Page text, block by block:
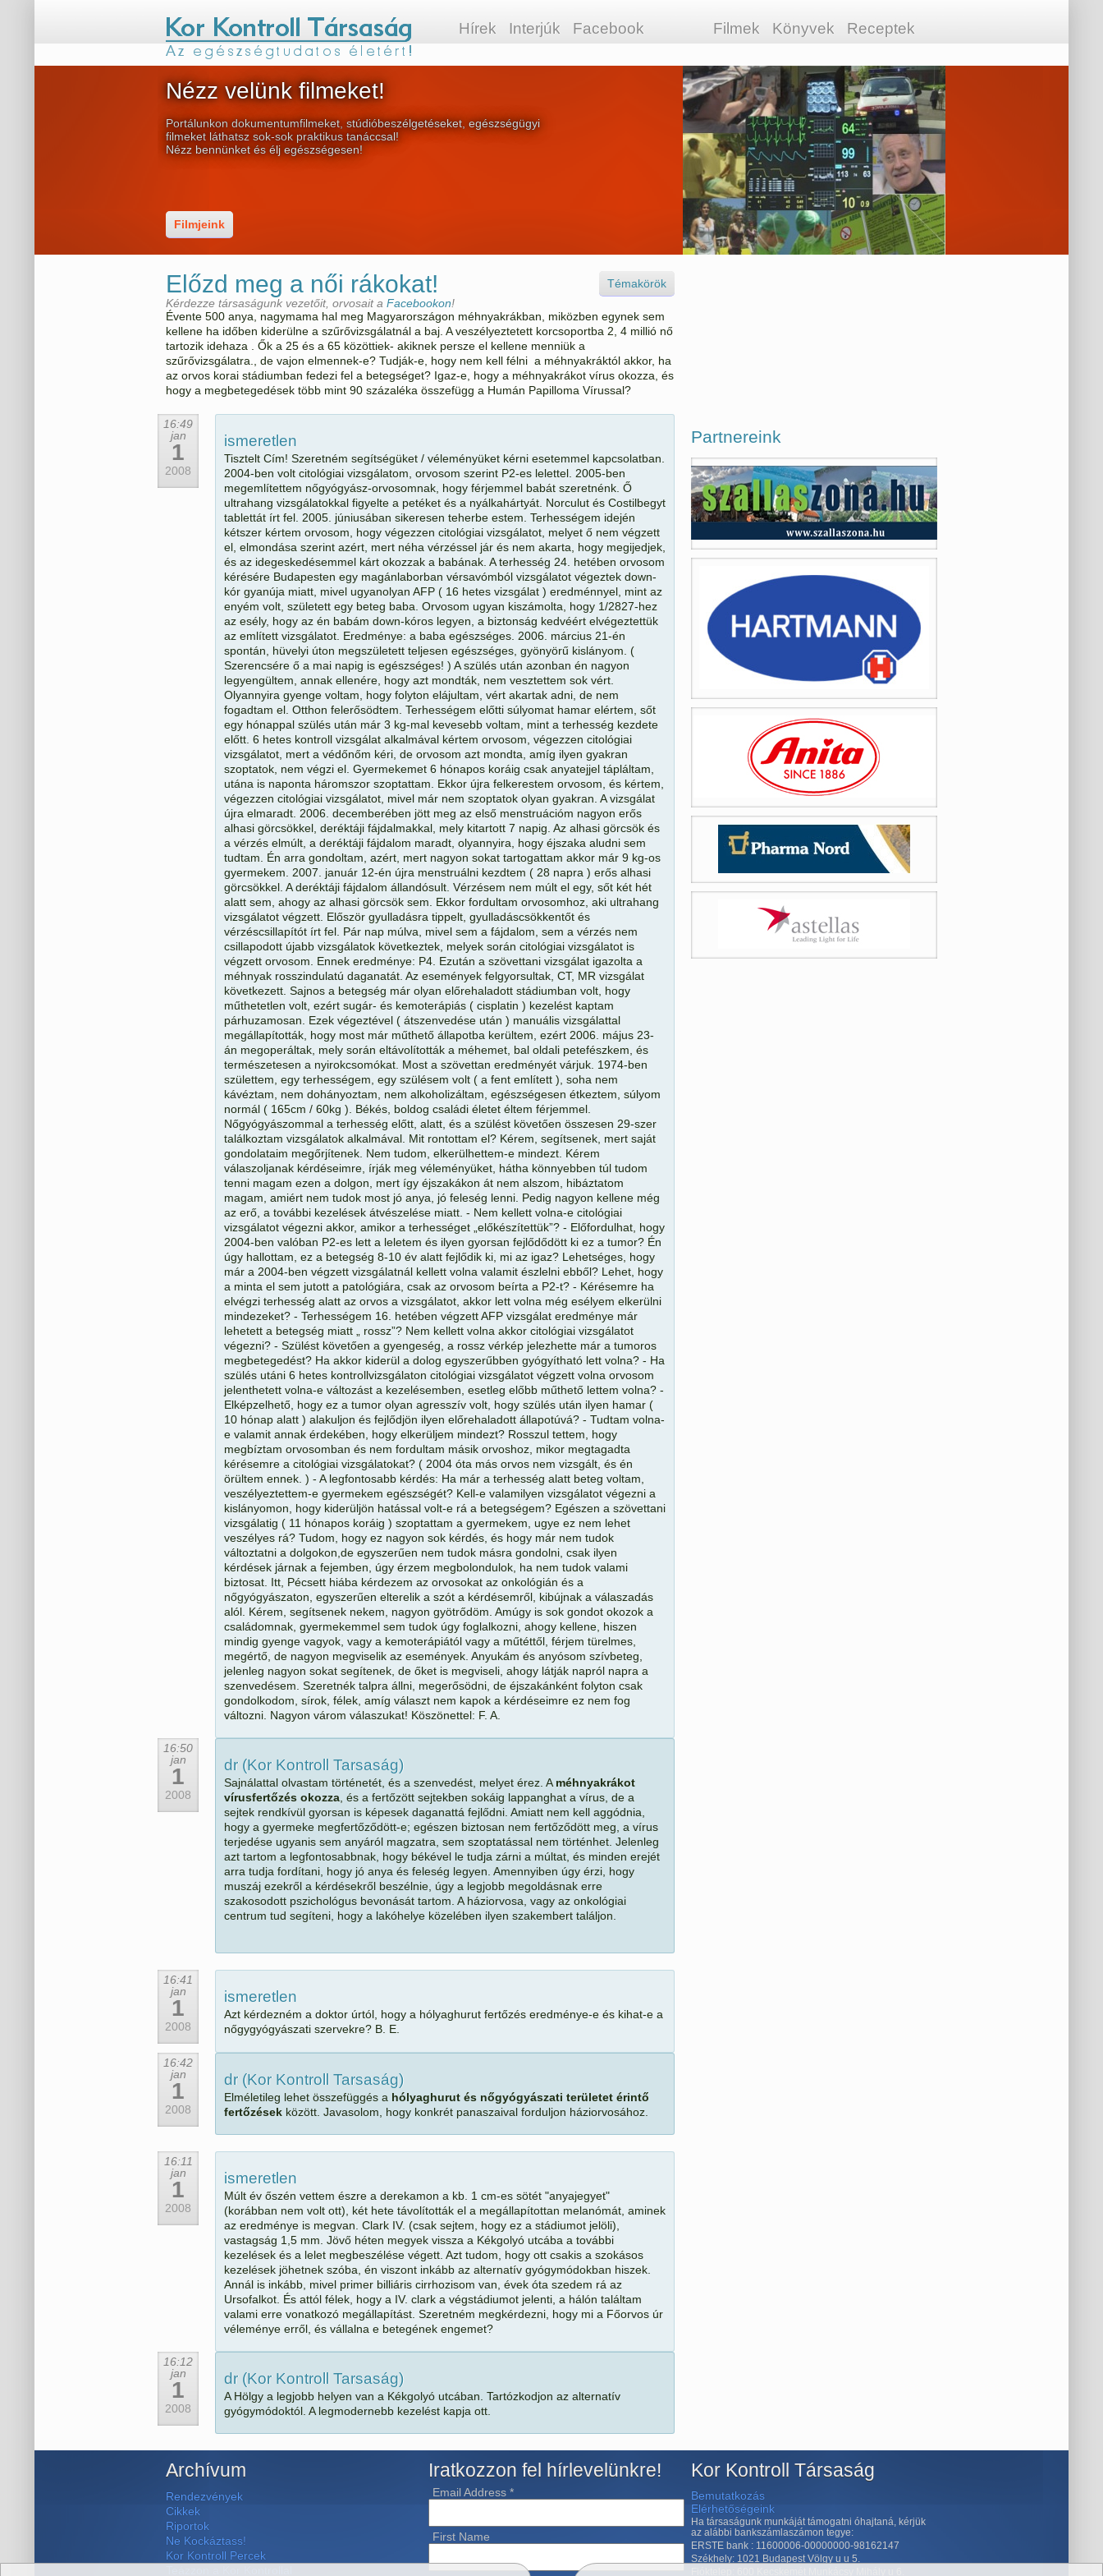
Hírek Interjúk Facebook Filmek Könyvek Receptek
Nézz velünk filmeket!
Portálunkon dokumentumfilmeket, stúdióbeszélgetéseket, egészségügyi
filmeket láthatsz sok-sok praktikus tanáccsal!
Nézz bennünket és élj egészségesen!
Filmjeink
Témakörök
Előzd meg a női rákokat!
Kérdezze társaságunk vezetőit, orvosait a Facebookon!
Évente 500 anya, nagymama hal meg Magyarországon méhnyakrákban, miközben egynek sem
kellene ha időben kiderülne a szűrővizsgálatnál a baj. A veszélyeztetett korcsoportba 2, 4 millió nő
tartozik idehaza . Ők a 25 és a 65 közöttiek- akiknek persze el kellene menniük a
szűrővizsgálatra., de vajon elmennek-e? Tudják-e, hogy nem kell félni a méhnyakráktól akkor, ha
az orvos korai stádiumban fedezi fel a betegséget? Igaz-e, hogy a méhnyakrákot vírus okozza, és
hogy a megbetegedések több mint 90 százaléka összefügg a Humán Papilloma Vírussal?
16:49
jan
1
2008
ismeretlen
Tisztelt Cím! Szeretném segítségüket / véleményüket kérni esetemmel kapcsolatban.
2004-ben volt citológiai vizsgálatom, orvosom szerint P2-es lelettel. 2005-ben
megemlítettem nőgyógyász-orvosomnak, hogy férjemmel babát szeretnénk. Ő
ultrahang vizsgálatokkal figyelte a petéket és a nyálkahártyát. Norculut és Costilbegyt
tablettát írt fel. 2005. júniusában sikeresen teherbe estem. Terhességem idején
kétszer kértem orvosom, hogy végezzen citológiai vizsgálatot, melyet ő nem végzett
el, elmondása szerint azért, mert néha vérzéssel jár és nem akarta, hogy megijedjek,
és az idegeskedésemmel kárt okozzak a babának. A terhesség 24. hetében orvosom
kérésére Budapesten egy magánlaborban vérsavómból vizsgálatot végeztek down-
kór gyanúja miatt, mivel ugyanolyan AFP ( 16 hetes vizsgálat ) eredménnyel, mint az
enyém volt, született egy beteg baba. Orvosom ugyan kiszámolta, hogy 1/2827-hez
az esély, hogy az én babám down-kóros legyen, a biztonság kedvéért elvégeztettük
az említett vizsgálatot. Eredménye: a baba egészséges. 2006. március 21-én
spontán, hüvelyi úton megszületett teljesen egészséges, gyönyörű kislányom. (
Szerencsére ő a mai napig is egészséges! ) A szülés után azonban én nagyon
legyengültem, annak ellenére, hogy azt mondták, nem vesztettem sok vért.
Olyannyira gyenge voltam, hogy folyton elájultam, vért akartak adni, de nem
fogadtam el. Otthon felerősödtem. Terhességem előtti súlyomat hamar elértem, sőt
egy hónappal szülés után már 3 kg-mal kevesebb voltam, mint a terhesség kezdete
előtt. 6 hetes kontroll vizsgálat alkalmával kértem orvosom, végezzen citológiai
vizsgálatot, mert a védőnőm kéri, de orvosom azt mondta, amíg ilyen gyakran
szoptatok, nem végzi el. Gyermekemet 6 hónapos koráig csak anyatejjel tápláltam,
utána is naponta háromszor szoptattam. Ekkor újra felkerestem orvosom, és kértem,
végezzen citológiai vizsgálatot, mivel már nem szoptatok olyan gyakran. A vizsgálat
újra elmaradt. 2006. decemberében jött meg az első menstruációm nagyon erős
alhasi görcsökkel, deréktáji fájdalmakkal, mely kitartott 7 napig. Az alhasi görcsök és
a vérzés elmúlt, a deréktáji fájdalom maradt, olyannyira, hogy éjszaka aludni sem
tudtam. Én arra gondoltam, azért, mert nagyon sokat tartogattam akkor már 9 kg-os
gyermekem. 2007. január 12-én újra menstruálni kezdtem ( 28 napra ) erős alhasi
görcsökkel. A deréktáji fájdalom állandósult. Vérzésem nem múlt el egy, sőt két hét
alatt sem, ahogy az alhasi görcsök sem. Ekkor fordultam orvosomhoz, aki ultrahang
vizsgálatot végzett. Először gyulladásra tippelt, gyulladáscsökkentőt és
vérzéscsillapítót írt fel. Pár nap múlva, mivel sem a fájdalom, sem a vérzés nem
csillapodott újabb vizsgálatok következtek, melyek során citológiai vizsgálatot is
végzett orvosom. Ennek eredménye: P4. Ezután a szövettani vizsgálat igazolta a
méhnyak rosszindulatú daganatát. Az események felgyorsultak, CT, MR vizsgálat
következett. Sajnos a betegség már olyan előrehaladott stádiumban volt, hogy
műthetetlen volt, ezért sugár- és kemoterápiás ( cisplatin ) kezelést kaptam
párhuzamosan. Ezek végeztével ( átszenvedése után ) manuális vizsgálattal
megállapították, hogy most már műthető állapotba kerültem, ezért 2006. május 23-
án megoperáltak, mely során eltávolították a méhemet, bal oldali petefészkem, és
természetesen a nyirokcsomókat. Most a szövettan eredményét várjuk. 1974-ben
születtem, egy terhességem, egy szülésem volt ( a fent említett ), soha nem
kávéztam, nem dohányoztam, nem alkoholizáltam, egészségesen étkeztem, súlyom
normál ( 165cm / 60kg ). Békés, boldog családi életet éltem férjemmel.
Nőgyógyászommal a terhesség előtt, alatt, és a szülést követően összesen 29-szer
találkoztam vizsgálatok alkalmával. Mit rontottam el? Kérem, segítsenek, mert saját
gondolataim megőrjítenek. Nem tudom, elkerülhettem-e mindezt. Kérem
válaszoljanak kérdéseimre, írják meg véleményüket, hátha könnyebben túl tudom
tenni magam ezen a dolgon, mert így éjszakákon át nem alszom, hibáztatom
magam, amiért nem tudok most jó anya, jó feleség lenni. Pedig nagyon kellene még
az erő, a további kezelések átvészelése miatt. - Nem kellett volna-e citológiai
vizsgálatot végezni akkor, amikor a terhességet „előkészítettük”? - Előfordulhat, hogy
2004-ben valóban P2-es lett a leletem és ilyen gyorsan fejlődődött ki ez a tumor? Én
úgy hallottam, ez a betegség 8-10 év alatt fejlődik ki, mi az igaz? Lehetséges, hogy
már a 2004-ben végzett vizsgálatnál kellett volna valamit észlelni ebből? Lehet, hogy
a minta el sem jutott a patológiára, csak az orvosom beírta a P2-t? - Kérésemre ha
elvégzi terhesség alatt az orvos a vizsgálatot, akkor lett volna még esélyem elkerülni
mindezeket? - Terhességem 16. hetében végzett AFP vizsgálat eredménye már
lehetett a betegség miatt „ rossz”? Nem kellett volna akkor citológiai vizsgálatot
végezni? - Szülést követően a gyengeség, a rossz vérkép jelezhette már a tumoros
megbetegedést? Ha akkor kiderül a dolog egyszerűbben gyógyítható lett volna? - Ha
szülés utáni 6 hetes kontrollvizsgálaton citológiai vizsgálatot végzett volna orvosom
jelenthetett volna-e változást a kezelésemben, esetleg előbb műthető lettem volna? -
Elképzelhető, hogy ez a tumor olyan agresszív volt, hogy szülés után ilyen hamar (
10 hónap alatt ) alakuljon és fejlődjön ilyen előrehaladott állapotúvá? - Tudtam volna-
e valamit annak érdekében, hogy elkerüljem mindezt? Rosszul tettem, hogy
megbíztam orvosomban és nem fordultam másik orvoshoz, mikor megtagadta
kérésemre a citológiai vizsgálatokat? ( 2004 óta más orvos nem vizsgált, és én
örültem ennek. ) - A legfontosabb kérdés: Ha már a terhesség alatt beteg voltam,
veszélyeztettem-e gyermekem egészségét? Kell-e valamilyen vizsgálatot végezni a
kislányomon, hogy kiderüljön hatással volt-e rá a betegségem? Egészen a szövettani
vizsgálatig ( 11 hónapos koráig ) szoptattam a gyermekem, ugye ez nem lehet
veszélyes rá? Tudom, hogy ez nagyon sok kérdés, és hogy már nem tudok
változtatni a dolgokon,de egyszerűen nem tudok másra gondolni, csak ilyen
kérdések járnak a fejemben, úgy érzem megbolondulok, ha nem tudok valami
biztosat. Itt, Pécsett hiába kérdezem az orvosokat az onkológián és a
nőgyógyászaton, egyszerűen elterelik a szót a kérdésemről, kibújnak a válaszadás
alól. Kérem, segítsenek nekem, nagyon gyötrődöm. Amúgy is sok gondot okozok a
családomnak, gyermekemmel sem tudok úgy foglalkozni, ahogy kellene, hiszen
mindig gyenge vagyok, vagy a kemoterápiától vagy a műtéttől, férjem türelmes,
megértő, de nagyon megviselik az események. Anyukám és anyósom szívbeteg,
jelenleg nagyon sokat segítenek, de őket is megviseli, ahogy látják napról napra a
szenvedésem. Szeretnék talpra állni, megerősödni, de éjszakánként folyton csak
gondolkodom, sírok, félek, amíg választ nem kapok a kérdéseimre ez nem fog
változni. Nagyon várom válaszukat! Köszönettel: F. A.
16:50
jan
1
2008
dr (Kor Kontroll Tarsaság)
Sajnálattal olvastam történetét, és a szenvedést, melyet érez. A méhnyakrákot
vírusfertőzés okozza , és a fertőzött sejtekben sokáig lappanghat a vírus, de a
sejtek rendkívül gyorsan is képesek daganattá fejlődni. Amiatt nem kell aggódnia,
hogy a gyermeke megfertőződött-e; egészen biztosan nem fertőződött meg, a vírus
terjedése ugyanis sem anyáról magzatra, sem szoptatással nem történhet. Jelenleg
azt tartom a legfontosabbnak, hogy békével le tudja zárni a múltat, és minden erejét
arra tudja fordítani, hogy jó anya és feleség legyen. Amennyiben úgy érzi, hogy
muszáj ezekről a kérdésekről beszélnie, úgy a legjobb megoldásnak erre
szakosodott pszichológus bevonását tartom. A háziorvosa, vagy az onkológiai
centrum tud segíteni, hogy a lakóhelye közelében ilyen szakembert találjon.
16:41
jan
1
2008
ismeretlen
Azt kérdezném a doktor úrtól, hogy a hólyaghurut fertőzés eredménye-e és kihat-e a
nőgygyógyászati szervekre? B. E.
16:42
jan
1
2008
dr (Kor Kontroll Tarsaság)
Elméletileg lehet összefüggés a hólyaghurut és nőgyógyászati területet érintő
fertőzések között. Javasolom, hogy konkrét panaszaival forduljon háziorvosához.
16:11
jan
1
2008
ismeretlen
Múlt év őszén vettem észre a derekamon a kb. 1 cm-es sötét "anyajegyet"
(korábban nem volt ott), két hete távolították el a megállapítottan melanómát, aminek
az eredménye is megvan. Clark IV. (csak sejtem, hogy ez a stádiumot jelöli),
vastagság 1,5 mm. Jövő héten megyek vissza a Kékgolyó utcába a további
kezelések és a lelet megbeszélése végett. Azt tudom, hogy ott csakis a szokásos
kezelések jöhetnek szóba, én viszont inkább az alternatív gyógymódokban hiszek.
Annál is inkább, mivel primer billiáris cirrhozisom van, évek óta szedem rá az
Ursofalkot. És attól félek, hogy a IV. clark a végstádiumot jelenti, a hálón találtam
valami erre vonatkozó megállapítást. Szeretném megkérdezni, hogy mi a Főorvos úr
véleménye erről, és vállalna e betegének engemet?
16:12
jan
1
2008
dr (Kor Kontroll Tarsaság)
A Hölgy a legjobb helyen van a Kékgolyó utcában. Tartózkodjon az alternatív
gyógymódoktól. A legmodernebb kezelést kapja ott.
Partnereink
Archívum
Rendezvények
Cikkek
Riportok
Ne Kockáztass!
Kor Kontroll Percek
Iratkozzon fel hírlevelünkre!
Email Address *
First Name
Kor Kontroll Társaság
Bemutatkozás
Elérhetőségeink
Ha társaságunk munkáját támogatni óhajtaná, kérjük
az alábbi bankszámlaszámon tegye:
ERSTE bank : 11600006-00000000-98162147
Székhely: 1021 Budapest Völgy u u 5.